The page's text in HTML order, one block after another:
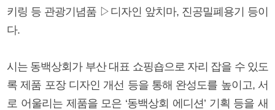
키링 등 관광기념품 ▷디자인 앞치마, 진공밀폐용기 등이
다.
시는 동백상회가 부산 대표 쇼핑숍으로 자리 잡을 수 있도
록 제품 포장 디자인 개선 등을 통해 완성도를 높이고, 서
로 어울리는 제품을 모은 ‘동백상회 에디션’ 기획 등을 새